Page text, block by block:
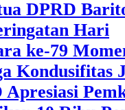
DPRD
Hari
ke-79
Kondusifitas
Apresiasi